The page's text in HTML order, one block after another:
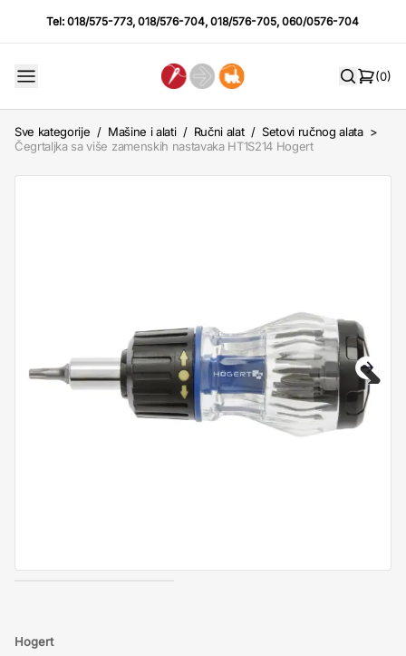
Tel:018/575-773,018/576-704,018/576-705,060/0576-704
(0)
Sve kategorije / Mašine i alati / Ručni alat / Setovi ručnog alata >
Čegrtaljka sa više zamenskih nastavaka HT1S214 Hogert
Hogert